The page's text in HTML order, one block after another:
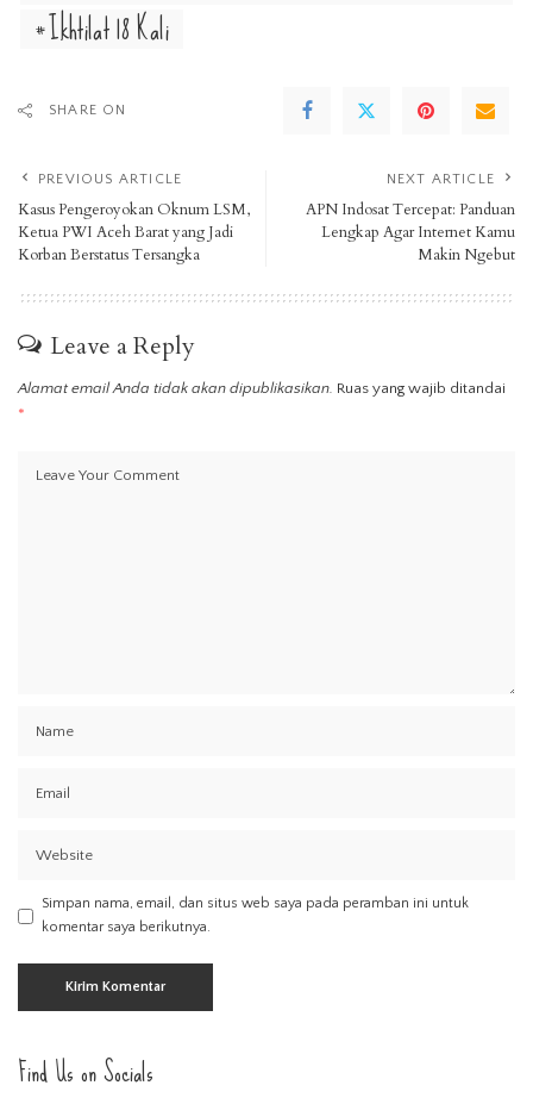
Ikhtilat 18 Kali
SHARE ON
PREVIOUS ARTICLE
Kasus Pengeroyokan Oknum LSM,
Ketua PWI Aceh Barat yang Jadi
Korban Berstatus Tersangka
NEXT ARTICLE
APN Indosat Tercepat: Panduan
Lengkap Agar Internet Kamu
Makin Ngebut
Leave a Reply
Alamat email Anda tidak akan dipublikasikan. Ruas yang wajib ditandai
*
Simpan nama, email, dan situs web saya pada peramban ini untuk
komentar saya berikutnya.
Find Us on Socials